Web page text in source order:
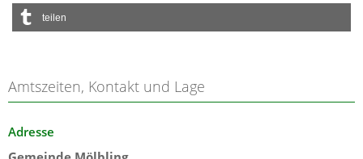
teilen
Amtszeiten, Kontakt und Lage
Adresse